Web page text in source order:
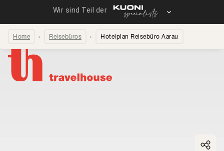
Home Reisebüros Hotelplan Reisebüro Aarau